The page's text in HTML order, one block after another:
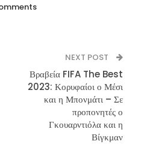
NEXT POST
Βραβεία FIFA The Best
2023: Κορυφαίοι ο Μέσι
και η Μπονμάτι – Σε
προπονητές ο
Γκουαρντιόλα και η
Βίγκμαν